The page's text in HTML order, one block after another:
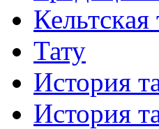
Кельтскaя
Тату
История
История